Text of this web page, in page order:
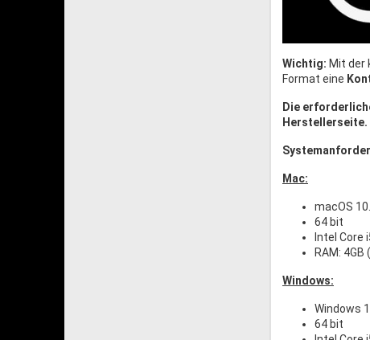
Wichtig: Mit der
Format eine
Die
Herstellerseite.
Mac:
macOS
64 bit
Intel Core
RAM:
Windows:
Windows
64 bit